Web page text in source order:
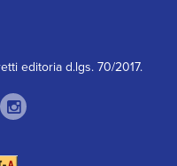
editoria d.lgs. 70/2017.